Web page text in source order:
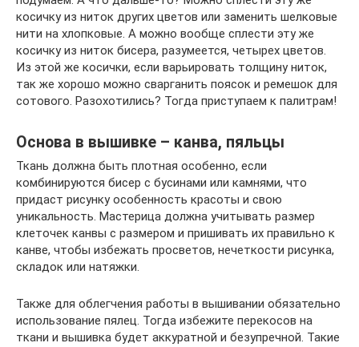
косичку из ниток других цветов или заменить шелковые
нити на хлопковые. А можно вообще сплести эту же
косичку из ниток бисера, разумеется, четырех цветов.
Из этой же косички, если варьировать толщину ниток,
так же хорошо можно сварганить поясок и ремешок для
сотового. Разохотились? Тогда приступаем к палитрам!
Основа в вышивке – канва, пяльцы
Ткань должна быть плотная особенно, если
комбинируются бисер с бусинами или камнями, что
придаст рисунку особенность красоты и свою
уникальность. Мастерица должна учитывать размер
клеточек канвы с размером и пришивать их правильно к
канве, чтобы избежать просветов, нечеткости рисунка,
складок или натяжки.
Также для облегчения работы в вышивании обязательно
использование пялец. Тогда избежите перекосов на
ткани и вышивка будет аккуратной и безупречной. Такие